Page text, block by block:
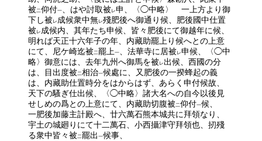
被二仰付一、はや討取被 レ申、〈◯中略〉 一上方より御
下し被 レ 成候衆中無レ殘肥後へ御通り候、肥後國中仕置
被 レ 成候内、其年たち申候、皆々肥後にて御越年に候、
明れば天正十六年子の年、内藏助罷上り候へとの上意
にて、尼ケ崎迄被二罷上一、法華寺に居被 レ申候、〈◯中
略〉御意には、去年九州へ御馬を被 レ出候、西國の分
は、目出度被二相治一候處に、又肥後の一揆蜂起の義
は、内藏助仕置時分をはからはず、あらく申付候故、
天下の騷ぎ仕出候、〈◯中略〉諸大名への自今以後見
せしめの爲との上意にて、内藏助切腹被二仰付一候、
一肥後加藤主計殿へ、廿六萬石熊本城共に拜領なり、
宇土の城廻りにて十二萬石、小西攝津守拜領也、扨殘
る衆中皆々被二罷出一候事、